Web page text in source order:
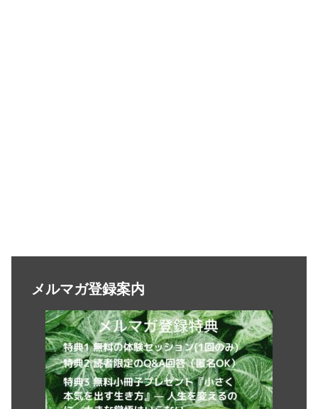
メルマガ登録案内